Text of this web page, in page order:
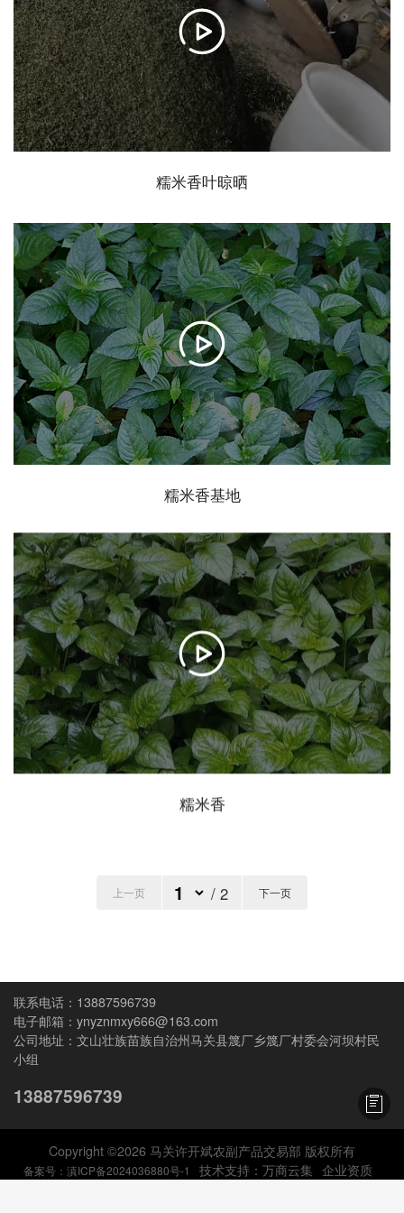
糯米香叶晾晒
糯米香基地
糯米香
上一页 / 2 下一页
13887596739
ynyznmxy666@163.com
文山壮族苗族自治州马关县篾厂乡篾厂村委会河坝村民
小组
13887596739
Copyright ©2026 马关许开斌农副产品交易部 版权所有
备案号：滇ICP备2024036880号-1 技术支持： 万商云集 企业资质